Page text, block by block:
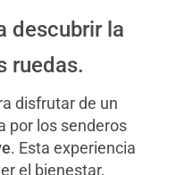
descubrir la
ruedas.
disfrutar de un
por los senderos
. Esta experiencia
el bienestar,